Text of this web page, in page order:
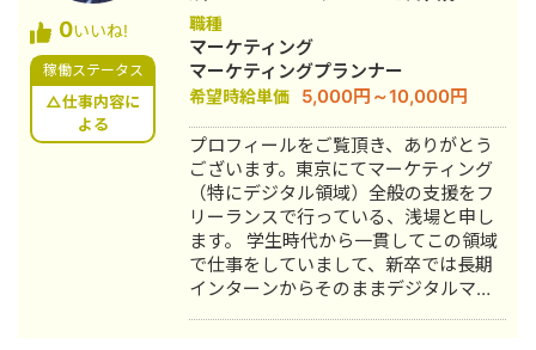
要望にお応えしております。
0いいね!
稼働ステータス
△仕事内容に
よる
ち上げ・ECサイト構築・ネットショッ
プ作成代行・SEO対策・新規事業立
上・SNS運用代行・ホームページ制
作・作成・リスティング広告運用代
行・動画制作・動画編集
職種
マーケティング
マーケティングプランナー
希望時給単価 5,000円～10,000円
プロフィールをご覧頂き、ありがとう
ございます。東京にてマーケティング
（特にデジタル領域）全般の支援をフ
リーランスで行っている、浅場と申し
ます。 学生時代から一貫してこの領域
で仕事をしていまして、新卒では長期
インターンからそのままデジタルマー